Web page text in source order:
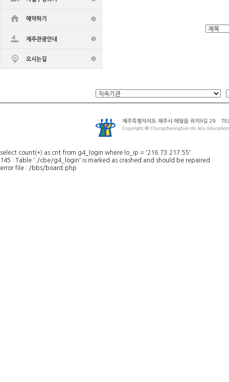
select count(*) as cnt from g4_login where lo_ip = '216.73.217.55'
145 : Table './cbe/g4_login' is marked as crashed and should be repaired
error file : /bbs/board.php